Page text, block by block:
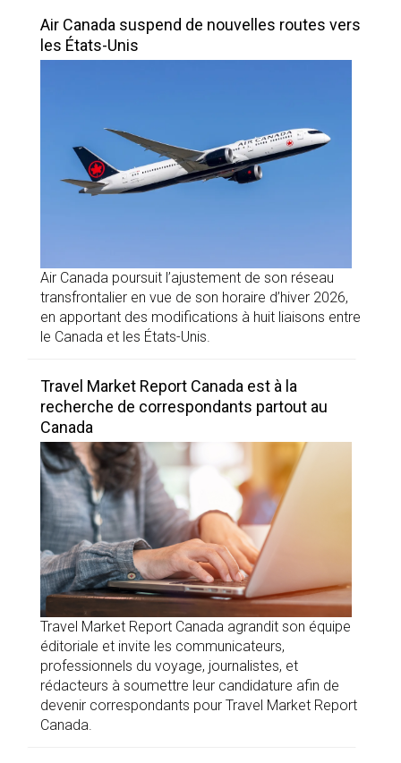
Air Canada suspend de nouvelles routes vers
les États-Unis
Air Canada poursuit l’ajustement de son réseau
transfrontalier en vue de son horaire d’hiver 2026,
en apportant des modifications à huit liaisons entre
le Canada et les États-Unis.
Travel Market Report Canada est à la
recherche de correspondants partout au
Canada
Travel Market Report Canada agrandit son équipe
éditoriale et invite les communicateurs,
professionnels du voyage, journalistes, et
rédacteurs à soumettre leur candidature afin de
devenir correspondants pour Travel Market Report
Canada.